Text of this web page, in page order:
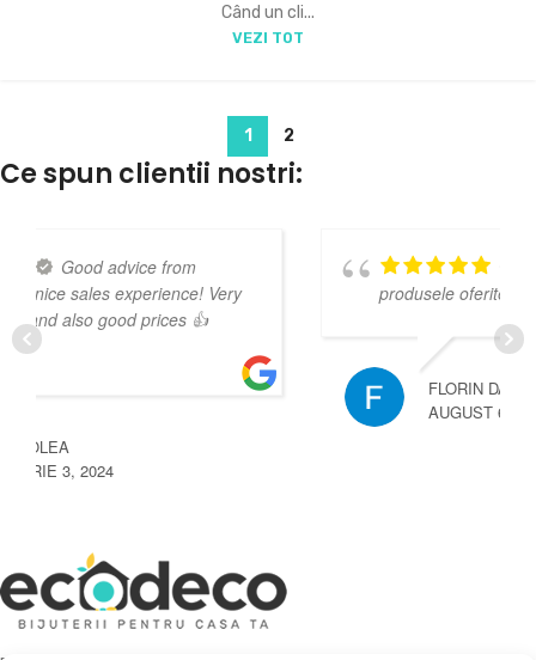
Când un cli...
VEZI TOT
1 2
Ce spun clientii nostri:
Foarte incantat de
produsele oferite.
FLORIN DASCALU
Depozit En-Gross și En-Detail